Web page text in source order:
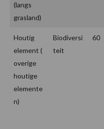
(langs
grasland)
Houtig
element (
overige
houtige
elemente
n)
Biodiversi
teit
60